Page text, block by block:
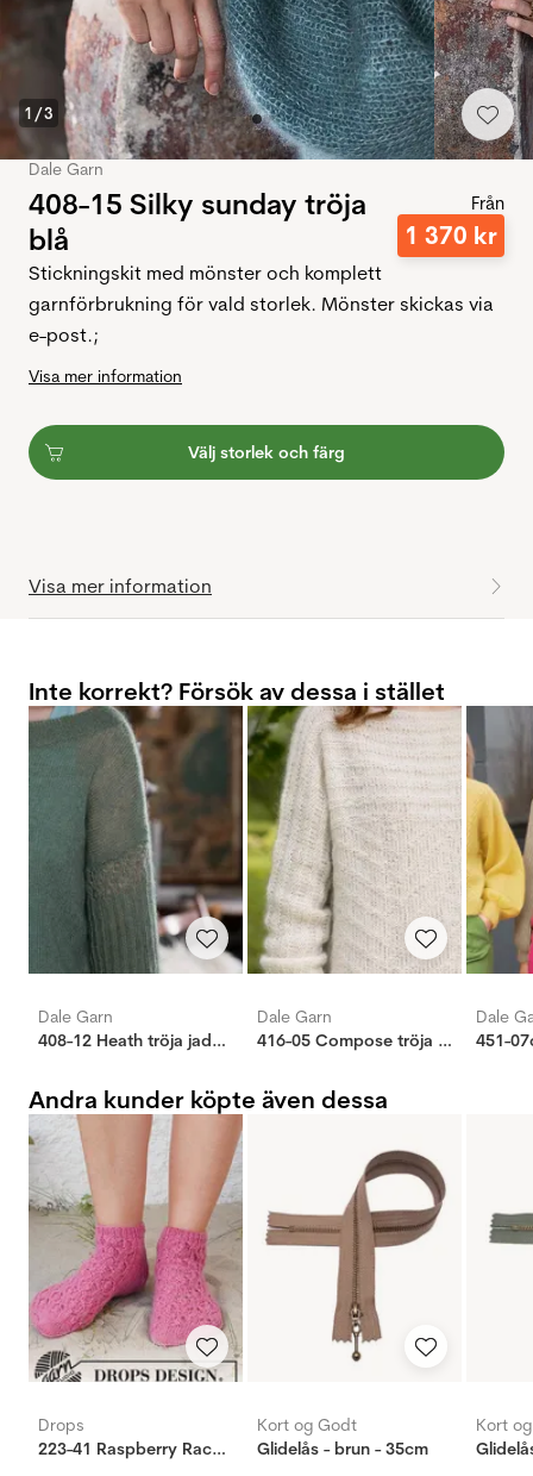
1 /3
Dale Garn
408-15 Silky sunday tröja
blå
Från
1 370 kr
Stickningskit med mönster och komplett
garnförbrukning för vald storlek. Mönster skickas via
e-post.;
Visa mer information
Välj storlek och färg
Visa mer information
Inte korrekt? Försök av dessa i stället
Dale Garn
408-12 Heath tröja jadegrön
Dale Garn
416-05 Compose tröja vit
Dale
Andra kunder köpte även dessa
Drops
223-41 Raspberry Racers
Kort og Godt
Glidelås - brun - 35cm
Kort